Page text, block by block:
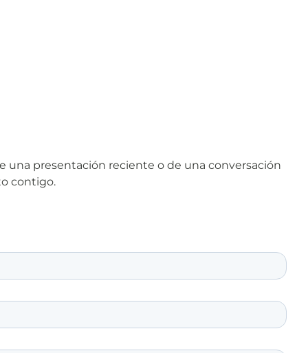
una presentación reciente o de una conversación
contigo.